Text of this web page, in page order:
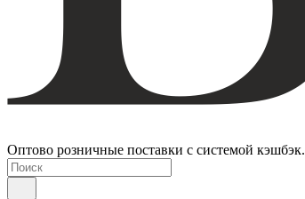
Оптово розничные поставки с системой кэшбэк.